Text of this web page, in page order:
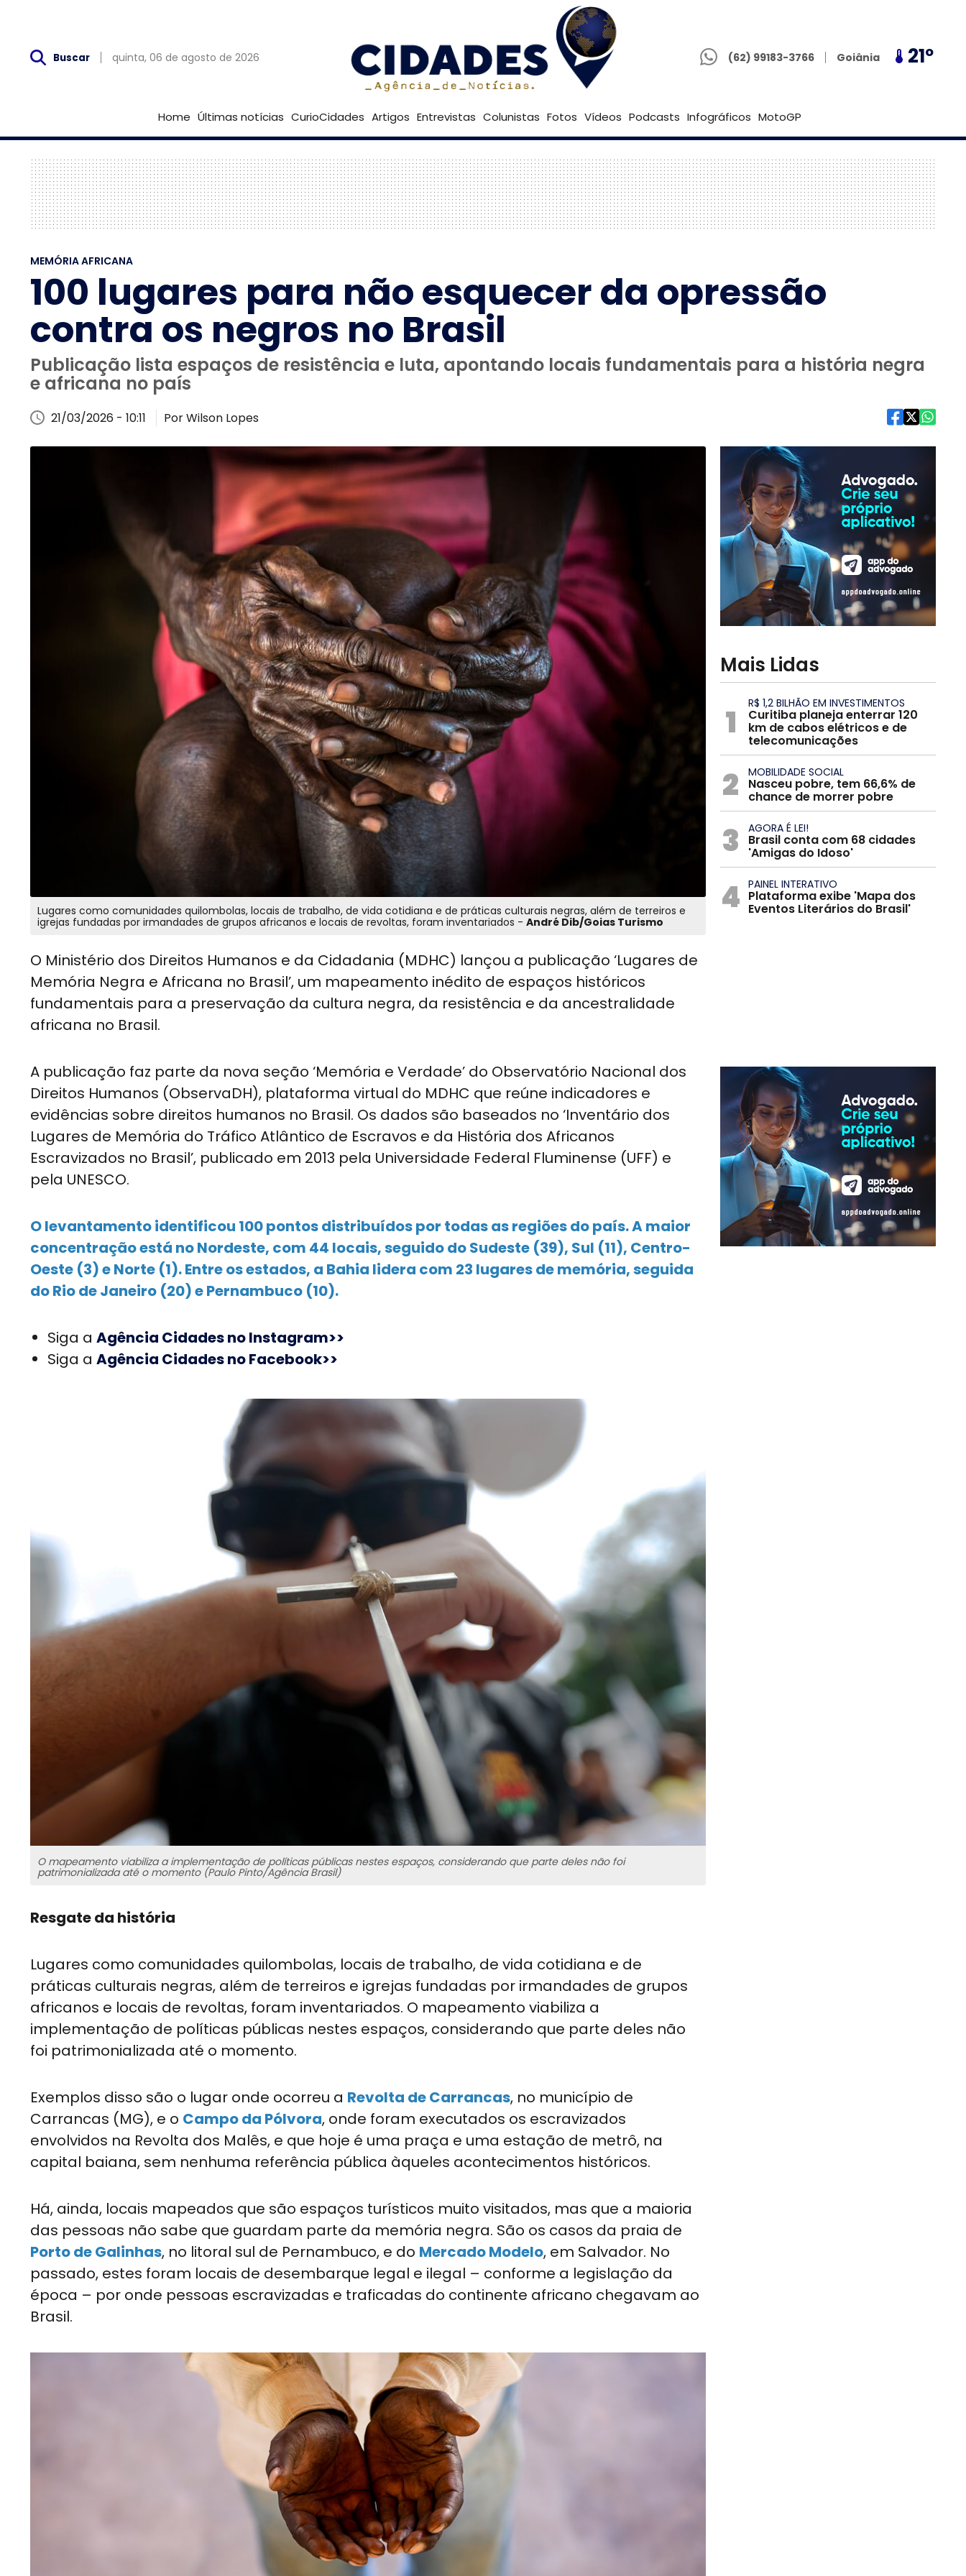
Buscar quinta, 06 de agosto de 2026 (62) 99183-3766
Goiânia 21º Brasília Goiânia 21º Brasília 18º
Home Últimas notícias CurioCidades Artigos Entrevistas Colunistas Fotos Vídeos Podcasts Infográficos MotoGP
MEMÓRIA AFRICANA
100 lugares para não esquecer da opressão
contra os negros no Brasil
Publicação lista espaços de resistência e luta, apontando locais fundamentais para a história negra
e africana no país
21/03/2026 - 10:11 Por Wilson Lopes
Lugares como comunidades quilombolas, locais de trabalho, de vida cotidiana e de práticas culturais negras, além de terreiros e
igrejas fundadas por irmandades de grupos africanos e locais de revoltas, foram inventariados - André Dib/Goias Turismo
O Ministério dos Direitos Humanos e da Cidadania (MDHC) lançou a publicação ‘Lugares de
Memória Negra e Africana no Brasil’, um mapeamento inédito de espaços históricos
fundamentais para a preservação da cultura negra, da resistência e da ancestralidade
africana no Brasil.
A publicação faz parte da nova seção ‘Memória e Verdade’ do Observatório Nacional dos
Direitos Humanos (ObservaDH), plataforma virtual do MDHC que reúne indicadores e
evidências sobre direitos humanos no Brasil. Os dados são baseados no ‘Inventário dos
Lugares de Memória do Tráfico Atlântico de Escravos e da História dos Africanos
Escravizados no Brasil’, publicado em 2013 pela Universidade Federal Fluminense (UFF) e
pela UNESCO.
O levantamento identificou 100 pontos distribuídos por todas as regiões do país. A maior
concentração está no Nordeste, com 44 locais, seguido do Sudeste (39), Sul (11), Centro-
Oeste (3) e Norte (1). Entre os estados, a Bahia lidera com 23 lugares de memória, seguida
do Rio de Janeiro (20) e Pernambuco (10).
Siga a Agência Cidades no Instagram>>
Siga a Agência Cidades no Facebook>>
O mapeamento viabiliza a implementação de políticas públicas nestes espaços, considerando que parte deles não foi
patrimonializada até o momento (Paulo Pinto/Agência Brasil)
Resgate da história
Lugares como comunidades quilombolas, locais de trabalho, de vida cotidiana e de
práticas culturais negras, além de terreiros e igrejas fundadas por irmandades de grupos
africanos e locais de revoltas, foram inventariados. O mapeamento viabiliza a
implementação de políticas públicas nestes espaços, considerando que parte deles não
foi patrimonializada até o momento.
Exemplos disso são o lugar onde ocorreu a Revolta de Carrancas, no município de
Carrancas (MG), e o Campo da Pólvora, onde foram executados os escravizados
envolvidos na Revolta dos Malês, e que hoje é uma praça e uma estação de metrô, na
capital baiana, sem nenhuma referência pública àqueles acontecimentos históricos.
Há, ainda, locais mapeados que são espaços turísticos muito visitados, mas que a maioria
das pessoas não sabe que guardam parte da memória negra. São os casos da praia de
Porto de Galinhas, no litoral sul de Pernambuco, e do Mercado Modelo, em Salvador. No
passado, estes foram locais de desembarque legal e ilegal – conforme a legislação da
época – por onde pessoas escravizadas e traficadas do continente africano chegavam ao
Brasil.
Mais Lidas
1 R$ 1,2 BILHÃO EM INVESTIMENTOS
Curitiba planeja enterrar 120
km de cabos elétricos e de
telecomunicações
2 MOBILIDADE SOCIAL
Nasceu pobre, tem 66,6% de
chance de morrer pobre
3 AGORA É LEI!
Brasil conta com 68 cidades
'Amigas do Idoso'
4 PAINEL INTERATIVO
Plataforma exibe 'Mapa dos
Eventos Literários do Brasil'